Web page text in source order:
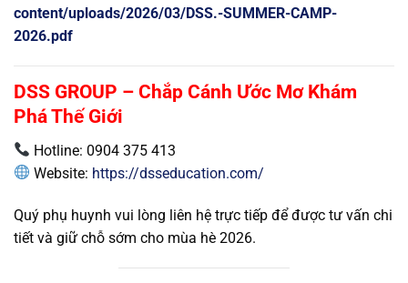
content/uploads/2026/03/DSS.-SUMMER-CAMP-
2026.pdf
DSS GROUP – Chắp Cánh Ước Mơ Khám
Phá Thế Giới
Hotline: 0904 375 413
Website: https://dsseducation.com/
Quý phụ huynh vui lòng liên hệ trực tiếp để được tư vấn chi
tiết và giữ chỗ sớm cho mùa hè 2026.